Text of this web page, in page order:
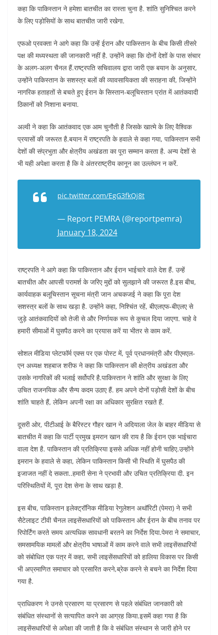
कहा कि पाकिस्तान ने हमेशा बातचीत का रास्ता चुना है. शांति सुनिश्चित करने
के लिए पड़ोसियों के साथ बातचीत जारी रखेगा.
एफओ प्रवक्ता ने आगे कहा कि उन्हें ईरान और पाकिस्तान के बीच किसी तीसरे
पक्ष की मध्यस्थता की जानकारी नहीं है. उन्होंने कहा कि दोनों देशों के पास संचार
के अलग-अलग चैनल हैं.राष्ट्रपति सचिवालय द्वारा जारी एक बयान के अनुसार,
उन्होंने पाकिस्तान के सशस्त्र बलों की व्यावसायिकता की सराहना की, जिन्होंने
नागरिक हताहतों से बचते हुए ईरान के सिस्तान-बलूचिस्तान प्रांत में आतंकवादी
ठिकानों को निशाना बनाया.
अल्वी ने कहा कि आतंकवाद एक आम चुनौती है जिसके खात्मे के लिए वैश्विक
प्रयासों की जरूरत है.बयान में राष्ट्रपति के हवाले से कहा गया, पाकिस्तान सभी
देशों की संप्रभुता और क्षेत्रीय अखंडता का पूरा सम्मान करता है. अन्य देशों से
भी यही अपेक्षा करता है कि वे अंतरराष्ट्रीय कानून का उल्लंघन न करें.
pic.twitter.com/EgG3fkQj8t
— Report PEMRA (@reportpemra)
January 18, 2024
राष्ट्रपति ने आगे कहा कि पाकिस्तान और ईरान भाईचारे वाले देश हैं. उन्हें
बातचीत और आपसी परामर्श के जरिए मुद्दों को सुलझाने की जरूरत है.इस बीच,
कार्यवाहक बलूचिस्तान सूचना मंत्री जान अचकजई ने कहा कि पूरा देश
सशस्त्र बलों के साथ खड़ा है. उन्होंने कहा, निश्चिंत रहें, बीएलएफ-बीएलए से
जुड़े आतंकवादियों को तेजी से और निर्णायक रूप से कुचल दिया जाएगा. चाहे वे
हमारी सीमाओं में घुसपैठ करने का प्रयास करें या भीतर से काम करें.
सोशल मीडिया प्लेटफॉर्म एक्स पर एक पोस्ट में, पूर्व प्रधानमंत्री और पीएमएल-
एन अध्यक्ष शहबाज शरीफ ने कहा कि पाकिस्तान की क्षेत्रीय अखंडता और
उसके नागरिकों की भलाई सर्वोपरि है.पाकिस्तान ने शांति और सुरक्षा के लिए
उचित राजनयिक और सैन्य कदम उठाए हैं. हम अपने दोनों पड़ोसी देशों के बीच
शांति चाहते हैं, लेकिन अपनी रक्षा का अधिकार सुरक्षित रखते हैं.
दूसरी ओर, पीटीआई के बैरिस्टर गौहर खान ने अदियाला जेल के बाहर मीडिया से
बातचीत में कहा कि पार्टी प्रमुख इमरान खान की राय है कि ईरान एक भाईचारा
वाला देश है. पाकिस्तान की प्रतिक्रिया इससे अधिक नहीं होनी चाहिए.उन्होंने
इमरान के हवाले से कहा, लेकिन पाकिस्तान किसी भी स्थिति में घुसपैठ की
इजाजत नहीं दे सकता..हमारी सेना ने प्रभावी और उचित प्रतिक्रिया दी. इन
परिस्थितियों में, पूरा देश सेना के साथ खड़ा है.
इस बीच, पाकिस्तान इलेक्ट्रॉनिक मीडिया रेगुलेशन अथॉरिटी (पेमरा) ने सभी
सैटेलाइट टीवी चैनल लाइसेंसधारियों को पाकिस्तान और ईरान के बीच तनाव पर
रिपोर्टिंग करते समय अत्यधिक सावधानी बरतने का निर्देश दिया.पेमरा ने समाचार,
समसामयिक मामलों और क्षेत्रीय भाषाओं में काम करने वाले सभी लाइसेंसधारियों
को संबोधित एक पत्र में कहा, सभी लाइसेंसधारियों को हालिया विकास पर किसी
भी अप्रमाणित समाचार को प्रसारित करने,ब्रेक करने से बचने का निर्देश दिया
गया है.
प्राधिकरण ने उनसे प्रसारण या प्रसारण से पहले संबंधित जानकारी को
संबंधित संस्थानों से सत्यापित करने का आग्रह किया.इसमें कहा गया है कि
लाइसेंसधारियों से अपेक्षा की जाती है कि वे संबंधित संस्थान से जारी होने पर